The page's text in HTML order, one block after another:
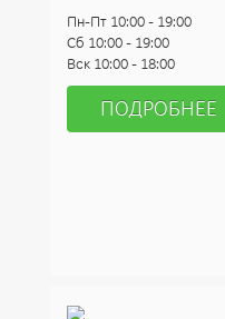
Пн-Пт 10:00 - 19:00
Сб 10:00 - 19:00
Вск 10:00 - 18:00
ПОДРОБНЕЕ